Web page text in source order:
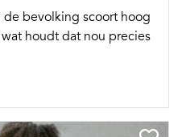
de bevolking scoort hoog
houdt dat nou precies